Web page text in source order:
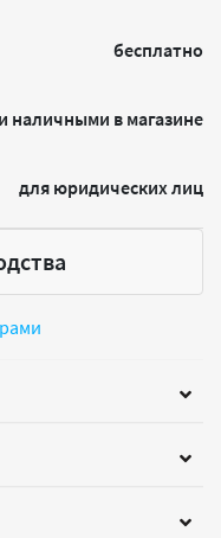
бесплатно
наличными в магазине
для юридических лиц